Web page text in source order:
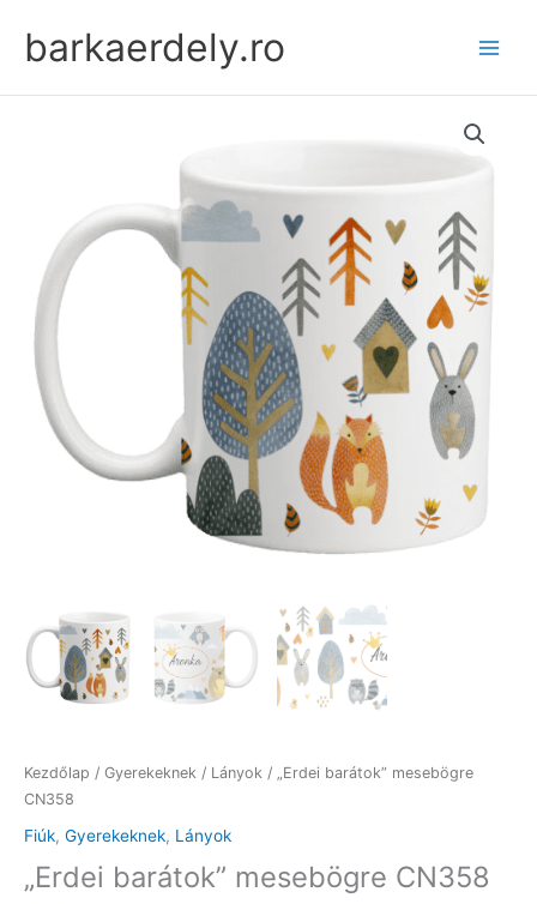
contentbarkaerdely.ro
Kezdőlap / Gyerekeknek / Lányok / „Erdei barátok” mesebögre
CN358
Fiúk, Gyerekeknek, Lányok
„Erdei barátok” mesebögre CN358